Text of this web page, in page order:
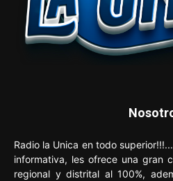
Radio la Unica en todo
informativa, les ofrece una gran
regional y distrital al 100%,